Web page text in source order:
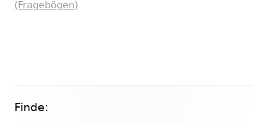
(Fragebögen)
Haupt-
Finde: